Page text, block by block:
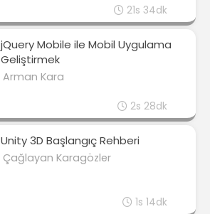
21s 34dk
jQuery Mobile ile Mobil Uygulama
Geliştirmek
Arman Kara
2s 28dk
Unity 3D Başlangıç Rehberi
Çağlayan Karagözler
1s 14dk